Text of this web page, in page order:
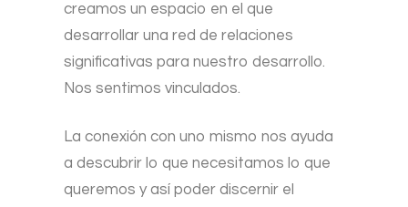
creamos un espacio en el que
desarrollar una red de relaciones
significativas para nuestro desarrollo.
Nos sentimos vinculados.
La conexión con uno mismo nos ayuda
a descubrir lo que necesitamos lo que
queremos y así poder discernir el